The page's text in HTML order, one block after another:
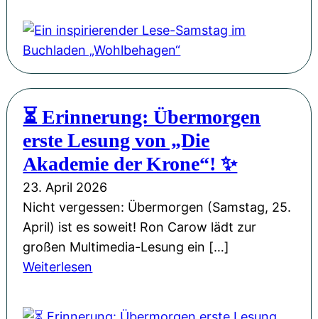
a
s
t
n
d
e
r
H
L
u
d
-
g
l
e
„
M
a
n
i
s
s
i
o
n
W
e
i
h
n
a
c
n
i
n
p
i
r
i
e
d
⏳ Erinnerung: Übermorgen
erste Lesung von „Die
Akademie der Krone“! ✨
23. April 2026
Nicht vergessen: Übermorgen (Samstag, 25.
April) ist es soweit! Ron Carow lädt zur
großen Multimedia-Lesung ein […]
Weiterlesen